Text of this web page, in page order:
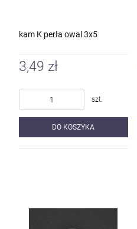
kam K perła owal 3x5
3,49 zł
szt.
DO KOSZYKA